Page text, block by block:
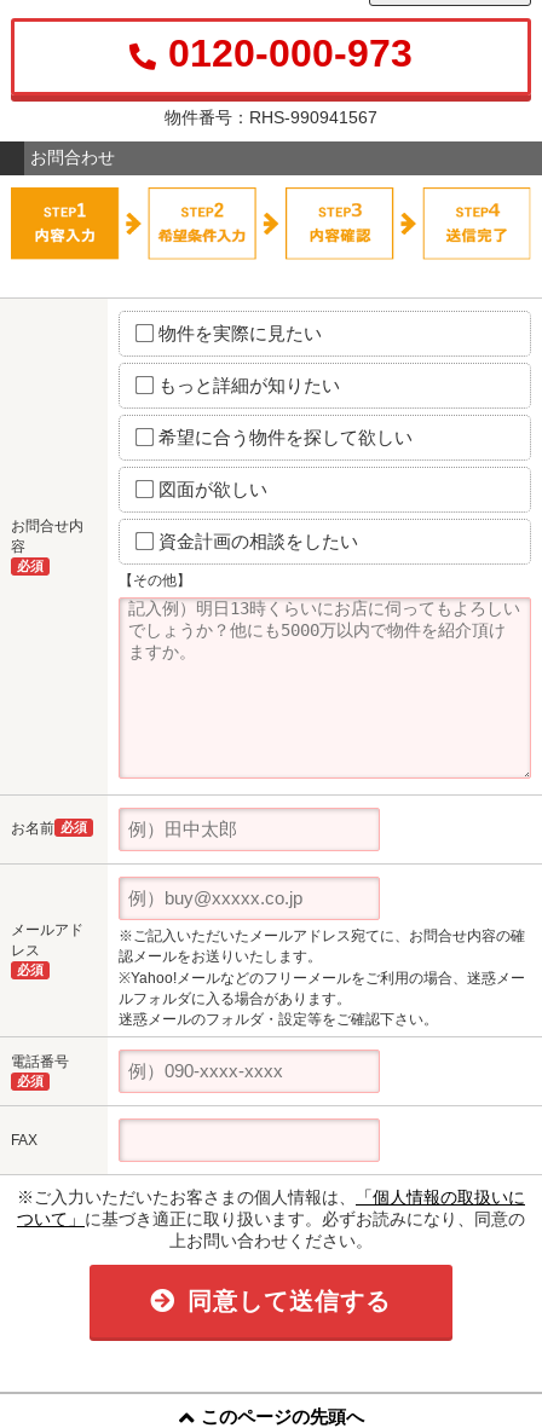
0120-000-973
物件番号：RHS-990941567
お問合わせ
お問合せ内
容
必須
物件を実際に見たい
もっと詳細が知りたい
希望に合う物件を探して欲しい
図面が欲しい
資金計画の相談をしたい
【その他】
お名前 必須
メールアド
レス
必須
※ご記入いただいたメールアドレス宛てに、お問合せ内容の確
認メールをお送りいたします。
※Yahoo!メールなどのフリーメールをご利用の場合、迷惑メー
ルフォルダに入る場合があります。
迷惑メールのフォルダ・設定等をご確認下さい。
電話番号
必須
FAX
※ご入力いただいたお客さまの個人情報は、
「個人情報の取扱いに
ついて」 に基づき適正に取り扱います。必ずお読みになり、同意の
上お問い合わせください。
同意して送信する
このページの先頭へ